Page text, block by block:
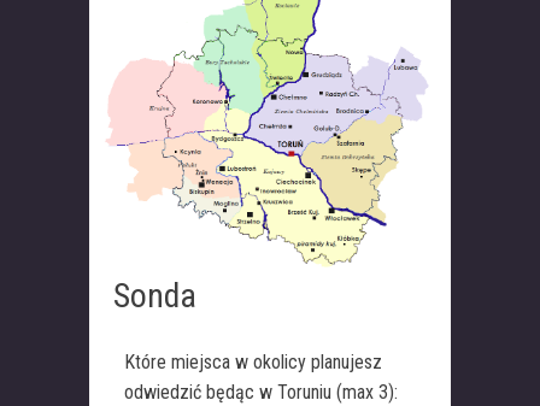
Sonda
Które miejsca w okolicy planujesz
odwiedzić będąc w Toruniu (max 3):